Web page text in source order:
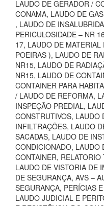
LAUDO DE GERADOR /
CONAMA, LAUDO DE
, LAUDO DE
PERICULOSIDADE – NR
17, LAUDO DE
POEIRAS ), LAUDO DE
NR15, LAUDO DE
NR15, LAUDO DE
CONTAINER PARA
/ LAUDO DE REFORMA,
INSPEÇÃO PREDIAL,
CONSTRUTIVOS, LAUDO
INFILTRAÇÕES, LAUDO
SACADAS, LAUDO DE
CONDICIONADO, LAUDO
CONTAINER,
LAUDO DE VISTORIA DE
DE SEGURANÇA, AVS –
SEGURANÇA, PERÍCIAS
LAUDO JUDICIAL E